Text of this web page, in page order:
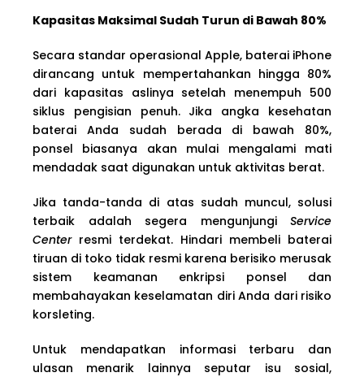
Kapasitas Maksimal Sudah Turun di Bawah 80%
Secara standar operasional Apple, baterai iPhone
dirancang untuk mempertahankan hingga 80%
dari kapasitas aslinya setelah menempuh 500
siklus pengisian penuh. Jika angka kesehatan
baterai Anda sudah berada di bawah 80%,
ponsel biasanya akan mulai mengalami mati
mendadak saat digunakan untuk aktivitas berat.
Jika tanda-tanda di atas sudah muncul, solusi
terbaik adalah segera mengunjungi Service
Centerresmi terdekat. Hindari membeli baterai
tiruan di toko tidak resmi karena berisiko merusak
sistem keamanan enkripsi ponsel dan
membahayakan keselamatan diri Anda dari risiko
korsleting.
Untuk mendapatkan informasi terbaru dan
ulasan menarik lainnya seputar isu sosial,